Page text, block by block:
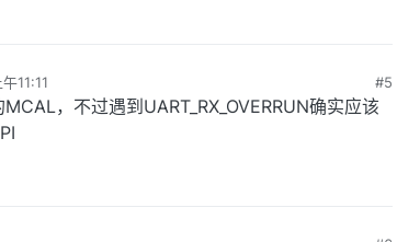
11:11 #5
，不过遇到UART_RX_OVERRUN确实应该